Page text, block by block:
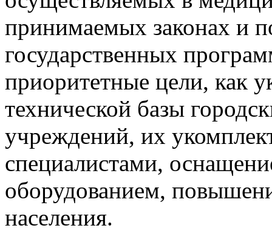
принимаемых законах и
государственных
приоритетные цели, как
технической базы
учреждений, их
специалистами,
оборудованием,
населения.